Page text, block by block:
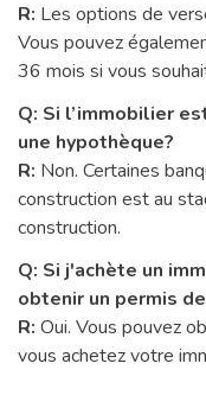
R: Les options de
Vous pouvez
36 mois si vous
Q: Si l’immobilier
une hypothèque?
R: Non. Certaines
construction est au
construction.
Q: Si j'achète un
obtenir un permis
R: Oui. Vous pouvez
vous achetez votre